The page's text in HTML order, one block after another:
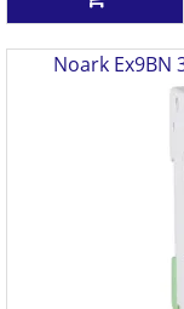
Noark Ex9BN